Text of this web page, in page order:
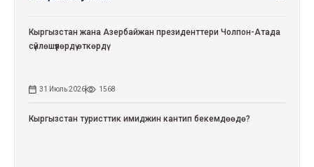
Кыргызстан жана Азербайжан президенттери Чолпон-Атада
сүйлөшүүлөрдү өткөрдү
31 Июль 2026 1568
Кыргызстан туристтик имиджин кантип бекемдөөдө?